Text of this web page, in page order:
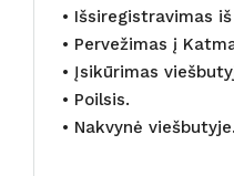
• Išsiregistravimas
• Pervežimas į
• Įsikūrimas
• Poilsis.
• Nakvynė viešbutyje.